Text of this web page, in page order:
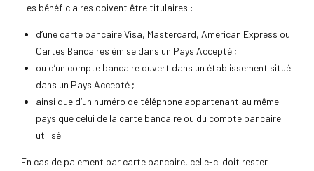
Les bénéficiaires doivent être titulaires :
d’une carte bancaire Visa, Mastercard, American Express ou
Cartes Bancaires émise dans un Pays Accepté ;
ou d’un compte bancaire ouvert dans un établissement situé
dans un Pays Accepté ;
ainsi que d’un numéro de téléphone appartenant au même
pays que celui de la carte bancaire ou du compte bancaire
utilisé.
En cas de paiement par carte bancaire, celle-ci doit rester